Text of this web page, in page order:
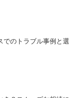
でのトラブル事例と選